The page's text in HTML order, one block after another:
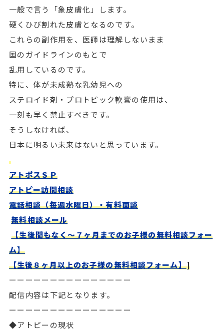
一般で言う「象皮膚化」します。
硬くひび割れた皮膚となるのです。
これらの副作用を、医師は理解しないまま
国のガイドラインのもとで
乱用しているのです。
特に、体が未成熟な乳幼児への
ステロイド剤・プロトピック軟膏の使用は、
一刻も早く禁止すべきです。
そうしなければ、
日本に明るい未来はないと思っています。
アトポスＳＰ
アトピー訪問相談
電話相談（毎週水曜日）・有料面談
無料相談メール
【生後間もなく～７ヶ月までのお子様の無料相談フォー
ム】
【生後８ヶ月以上のお子様の無料相談フォーム】]
ーーーーーーーーーーーーーーー
配信内容は下記となります。
ーーーーーーーーーーーーーーー
◆アトピーの現状